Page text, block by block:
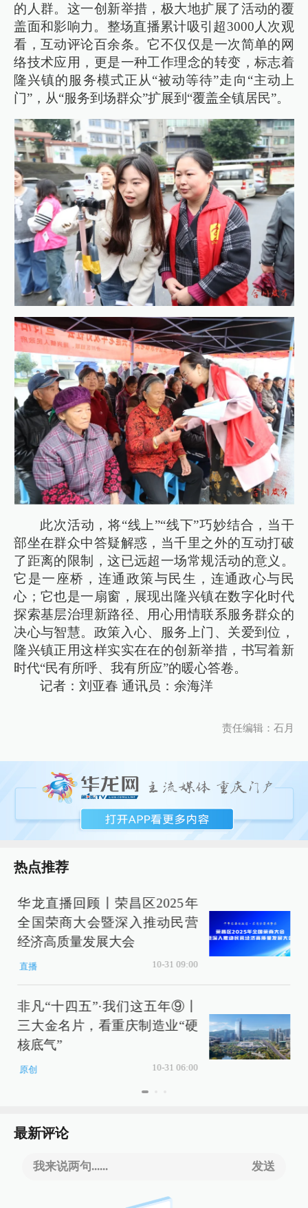
的人群。这一创新举措，极大地扩展了活动的覆
盖面和影响力。整场直播累计吸引超3000人次观
看，互动评论百余条。它不仅仅是一次简单的网
络技术应用，更是一种工作理念的转变，标志着
隆兴镇的服务模式正从“被动等待”走向“主动上
门”，从“服务到场群众”扩展到“覆盖全镇居民”。
此次活动，将“线上”“线下”巧妙结合，当干
部坐在群众中答疑解惑，当千里之外的互动打破
了距离的限制，这已远超一场常规活动的意义。
它是一座桥，连通政策与民生，连通政心与民
心；它也是一扇窗，展现出隆兴镇在数字化时代
探索基层治理新路径、用心用情联系服务群众的
决心与智慧。政策入心、服务上门、关爱到位，
隆兴镇正用这样实实在在的创新举措，书写着新
时代“民有所呼、我有所应”的暖心答卷。
记者：刘亚春 通讯员：余海洋
责任编辑：石月
热点推荐
华龙直播回顾丨荣昌区2025年
全国荣商大会暨深入推动民营
经济高质量发展大会
直播 10-31 09:00
非凡“十四五”·我们这五年⑨丨
三大金名片，看重庆制造业“硬
核底气”
原创 10-31 06:00
最新评论
我来说两句...... 发送